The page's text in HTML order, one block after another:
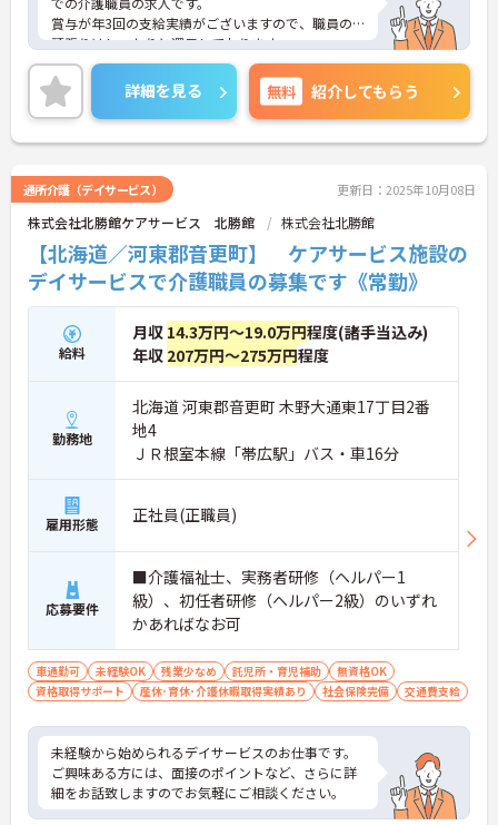
賞与が年3回の支給実績がございますので、職員の
頑張りはしっかりと還元しております。
年間休日120日以上！お休み多めなので、プライベ
ートの時間もしっかり確保できます！
ご興味のある方には、面接対策ポイントなど、さら
に詳細をお話しいたしますのでお気軽にご相談くだ
さい！
詳細を見る 無料 紹介してもらう
通所介護（デイサービス） 更新日：2025年10月08日
株式会社北勝館ケアサービス 北勝館 株式会社北勝館
【北海道／河東郡音更町】 ケアサービス施設の
デイサービスで介護職員の募集です《常勤》
給料
月収 14.3万円～19.0万円程度(諸手当込み)
年収 207万円～275万円程度
勤務地
北海道 河東郡音更町 木野大通東17丁目2番
地4
ＪＲ根室本線「帯広駅」バス・車16分
雇用形態 正社員(正職員)
応募要件
■介護福祉士、実務者研修（ヘルパー1
級）、初任者研修（ヘルパー2級）のいずれ
かあればなお可
車通勤可 未経験OK 残業少なめ 託児所・育児補助
無資格OK
資格取得サポート
産休･育休･介護休暇取得実績あり 社会保険完備 交通費支給
未経験から始められるデイサービスのお仕事です。
ご興味ある方には、面接のポイントなど、さらに詳
細をお話致しますのでお気軽にご相談ください。